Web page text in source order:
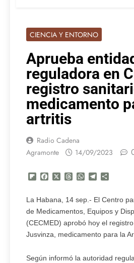
CIENCIA Y ENTORNO
Aprueba
reguladora en
registro
medicamento
artritis
Radio Cadena
Agramonte
14/09/2023
Flipboard
FacebookThreadsWhatsApp
Telegram
La Habana, 14 sep.- El Centro
de Medicamentos, Equipos y
(CECMED) aprobó hoy el
Jusvinza, medicamento para la
Según informó la autoridad